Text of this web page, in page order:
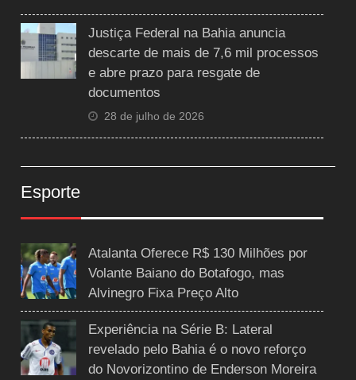
Justiça Federal na Bahia anuncia
descarte de mais de 7,6 mil processos
e abre prazo para resgate de
documentos
28 de julho de 2026
Esporte
Atalanta Oferece R$ 130 Milhões por
Volante Baiano do Botafogo, mas
Alvinegro Fixa Preço Alto
Experiência na Série B: Lateral
revelado pelo Bahia é o novo reforço
do Novorizontino de Enderson Moreira